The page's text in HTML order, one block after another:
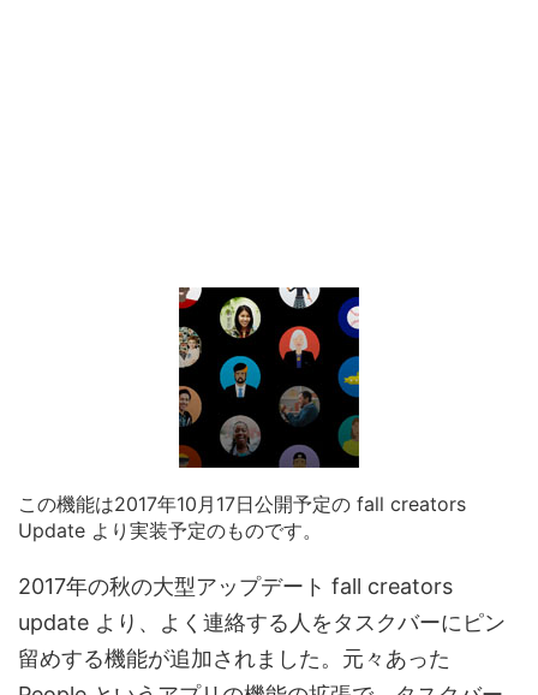
この機能は2017年10月17日公開予定の fall creators
Update より実装予定のものです。
2017年の秋の大型アップデート fall creators
update より、よく連絡する人をタスクバーにピン
留めする機能が追加されました。元々あった